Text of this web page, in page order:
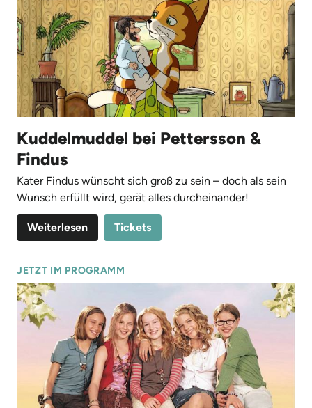
Kuddelmuddel bei Pettersson &
Findus
Kater Findus wünscht sich groß zu sein – doch als sein
Wunsch erfüllt wird, gerät alles durcheinander!
Weiterlesen Tickets
JETZT IM PROGRAMM